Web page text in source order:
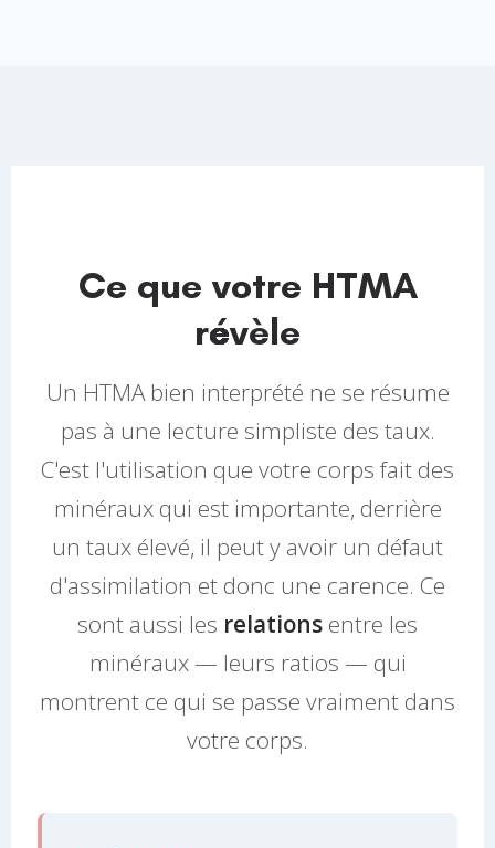
Ce que votre HTMA
révèle
Un HTMA bien interprété ne se résume
pas à une lecture simpliste des taux.
C'est l'utilisation que votre corps fait des
minéraux qui est importante, derrière
un taux élevé, il peut y avoir un défaut
d'assimilation et donc une carence. Ce
sont aussi les relations entre les
minéraux — leurs ratios — qui
montrent ce qui se passe vraiment dans
votre corps.